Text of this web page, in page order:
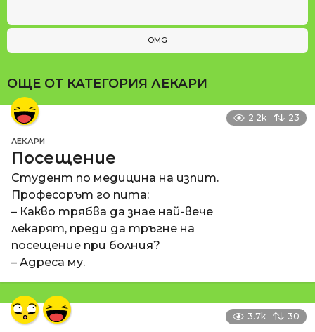
OMG
ОЩЕ ОТ КАТЕГОРИЯ ЛЕКАРИ
2.2k 23
ЛЕКАРИ
Посещение
Студент по медицина на изпит.
Професорът го пита:
– Какво трябва да знае най-вече
лекарят, преди да тръгне на
посещение при болния?
– Адреса му.
3.7k 30